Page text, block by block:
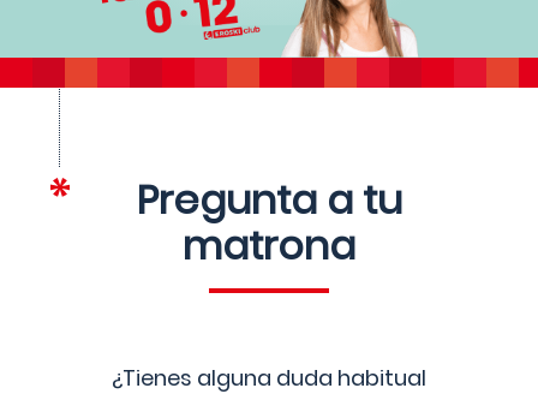
Pregunta a tu
matrona
¿Tienes alguna duda habitual